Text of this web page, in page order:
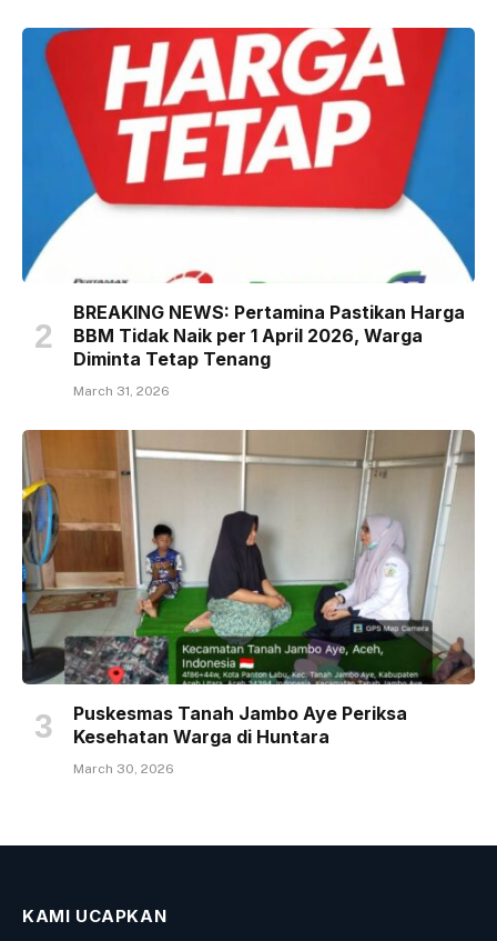
BREAKING NEWS: Pertamina Pastikan Harga
BBM Tidak Naik per 1 April 2026, Warga
Diminta Tetap Tenang
March 31, 2026
Puskesmas Tanah Jambo Aye Periksa
Kesehatan Warga di Huntara
March 30, 2026
KAMI UCAPKAN